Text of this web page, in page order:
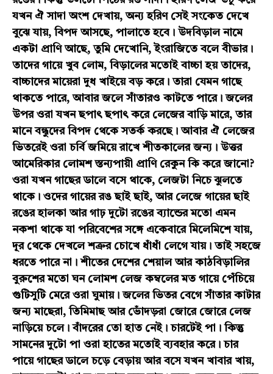
যখন ঐ সাদা অংশ দেখায়, অন্য হরিণ সেই সংকেত দেখে
বুঝে যায়, বিপদ আসছে, পালাতে হবে। উদবিড়াল নামে
একটা প্রাণি আছে, তুমি দেখোনি, ইংরাজিতে বলে বীভার।
তাদের গায়ে খুব লোম, বিড়ালের মতোই বাচ্চা হয় তাদের,
বাচ্চাদের মায়েরা দুধ খাইয়ে বড় করে। তারা যেমন গাছে
থাকতে পারে, আবার জলে সাঁতারও কাটতে পারে। জলের
উপর ওরা যখন ছপাৎ ছপাৎ করে লেজের বাড়ি মারে, তার
মানে বন্ধুদের বিপদ থেকে সতর্ক করছে। আবার ঐ লেজের
ভিতরেই ওরা চর্বি জমিয়ে রাখে শীতকালের জন্য। উত্তর
আমেরিকার লোমশ স্তন্যপায়ী প্রাণি রেকুন কি করে জানো?
ওরা যখন গাছের ডালে বসে থাকে, লেজটা নিচে ঝুলতে
থাকে। ওদের গায়ের রঙ ছাই ছাই, আর লেজে গায়ের ছাই
রঙের হালকা আর গাঢ় দুটো রঙের ব্যান্ডের মতো এমন
নকশা থাকে যা পরিবেশের সঙ্গে একেবারে মিলেমিশে যায়,
দূর থেকে দেখলে শত্রুর চোখে ধাঁধাঁ লেগে যায়। তাই সহজে
ধরতে পারে না। শীতের দেশের শেয়াল আর কাঠবিড়ালির
বুরুশের মতো ঘন লোমশ লেজ কম্বলের মত গায়ে পেঁচিয়ে
গুটিসুটি মেরে ওরা ঘুমায়। জলের ভিতর বেগে সাঁতার কাটার
জন্য মাছেরা, তিমিমাছ আর ভোঁদড়রা জোরে জোরে লেজ
নাড়িয়ে চলে। বাঁদরের তো হাত নেই। চারটেই পা। কিন্তু
সামনের দুটো পা ওরা হাতের মতোই ব্যবহার করে। চার
পায়ে গাছের ডালে চড়ে বেড়ায় আর বসে যখন খাবার খায়,